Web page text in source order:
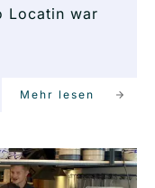
Locatin war
Mehr lesen